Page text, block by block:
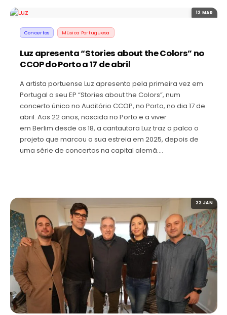
12 MAR
Concertos Música Portuguesa
Luz apresenta “Stories about the Colors” no
CCOP do Porto a 17 de abril
A artista portuense Luz apresenta pela primeira vez em
Portugal o seu EP “Stories about the Colors”, num
concerto único no Auditório CCOP, no Porto, no dia 17 de
abril. Aos 22 anos, nascida no Porto e a viver
em Berlim desde os 18, a cantautora Luz traz a palco o
projeto que marcou a sua estreia em 2025, depois de
uma série de concertos na capital alemã.…
22 JAN